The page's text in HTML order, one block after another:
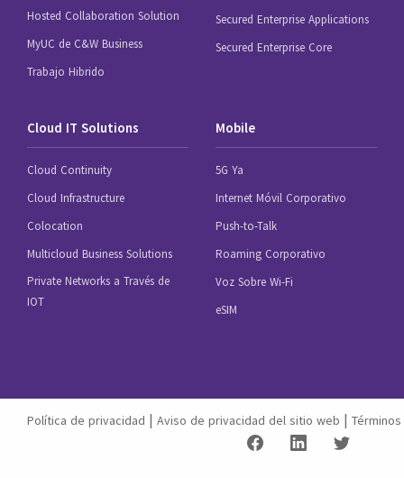
Hosted Collaboration Solution
MyUC de C&W Business
Trabajo Hibrido
Secured Enterprise Applications
Secured Enterprise Core
Cloud IT Solutions
Cloud Continuity
Cloud Infrastructure
Colocation
Multicloud Business Solutions
Private Networks a Través de
IOT
Mobile
5G Ya
Internet Móvil Corporativo
Push-to-Talk
Roaming Corporativo
Voz Sobre Wi-Fi
eSIM
Política de privacidad | Aviso de privacidad del sitio web |